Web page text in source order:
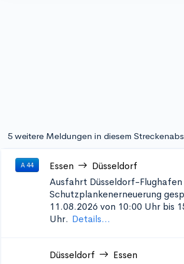
5 weitere Meldungen in diesem
A 44 Essen Düsseldorf
Ausfahrt Düsseldorf-Flughafen
Schutzplankenerneuerung
11.08.2026 von 10:00 Uhr bis
Uhr. Details...
Düsseldorf Essen